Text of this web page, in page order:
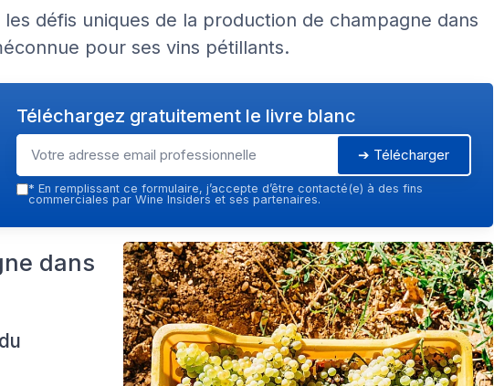
défis uniques de la production de champagne dans
pour ses vins pétillants.
Téléchargez gratuitement le livre blanc
➔ Télécharger
* En remplissant ce formulaire, j’accepte d’être contacté(e) à des fins
commerciales par Wine Insiders et ses partenaires.
dans